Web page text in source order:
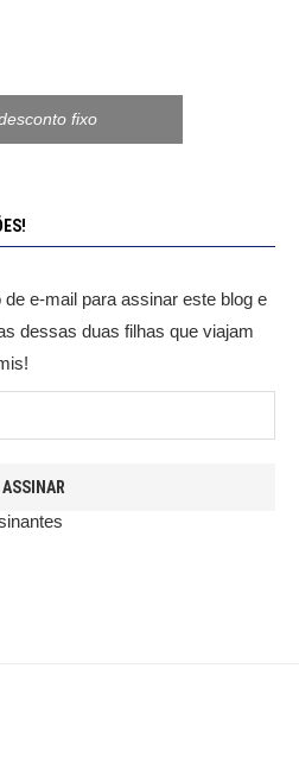
fixo
e-mail para assinar este blog e
dessas duas filhas que viajam
ASSINAR